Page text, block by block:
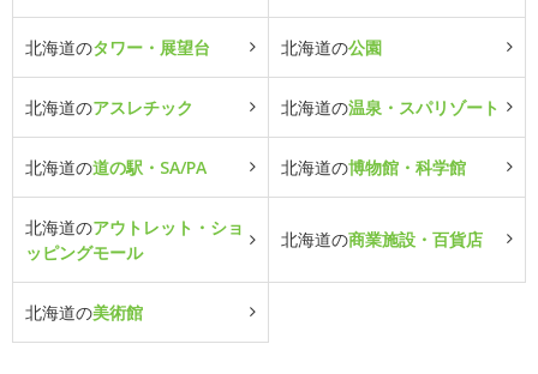
北海道のタワー・展望台 北海道の公園
北海道のアスレチック 北海道の温泉・スパリゾート
北海道の道の駅・SA/PA 北海道の博物館・科学館
北海道のアウトレット・ショ
ッピングモール
北海道の商業施設・百貨店
北海道の美術館